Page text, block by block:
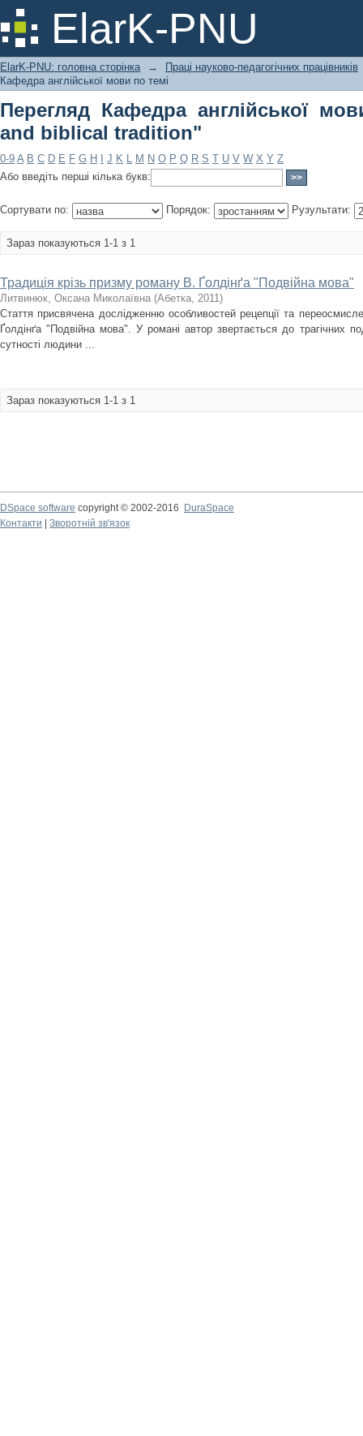
ElarK-PNU
Перегляд Кафедра англійської
ElarK-PNU: головна сторінка →
Праці науково-педагогічних працівників
Кафедра англійської мови по темі
Перегляд Кафедра англійської
and biblical tradition"
0-9 A B C D E F G H J K L M N O P Q R S T U V W X Y Z
Або введіть перші кілька букв:
Сортувати по: Порядок: Рузультати:
Зараз показуються 1-1 з 1
Традиція крізь призму роману В. Ґолдінґа "Подвійна мова"
Литвинюк, Оксaна Миколаївнa (Абетка, 2011)
Стаття присвячена дослідженню особливостей рецепції та
Ґолдінґа "Подвійна мова". У романі автор звертається до трагічних
сутності людини ...
Зараз показуються 1-1 з 1
DSpace software copyright © 2002-2016
DuraSpace
Контакти
Зворотній зв'язок